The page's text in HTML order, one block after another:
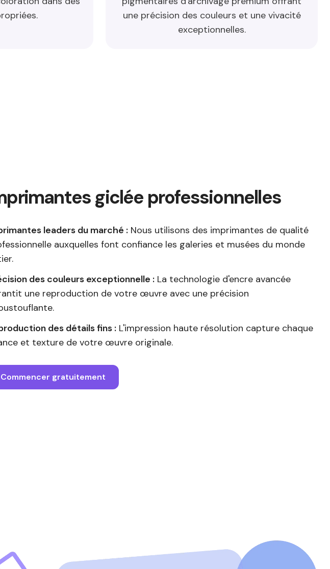
une précision des couleurs et une vivacité
exceptionnelles.
giclée professionnelles
leaders du marché : Nous utilisons des imprimantes de qualité
auxquelles font confiance les galeries et musées du monde
des couleurs exceptionnelle : La technologie d'encre avancée
une reproduction de votre œuvre avec une précision
des détails fins : L'impression haute résolution capture chaque
et texture de votre œuvre originale.
Commencer gratuitement